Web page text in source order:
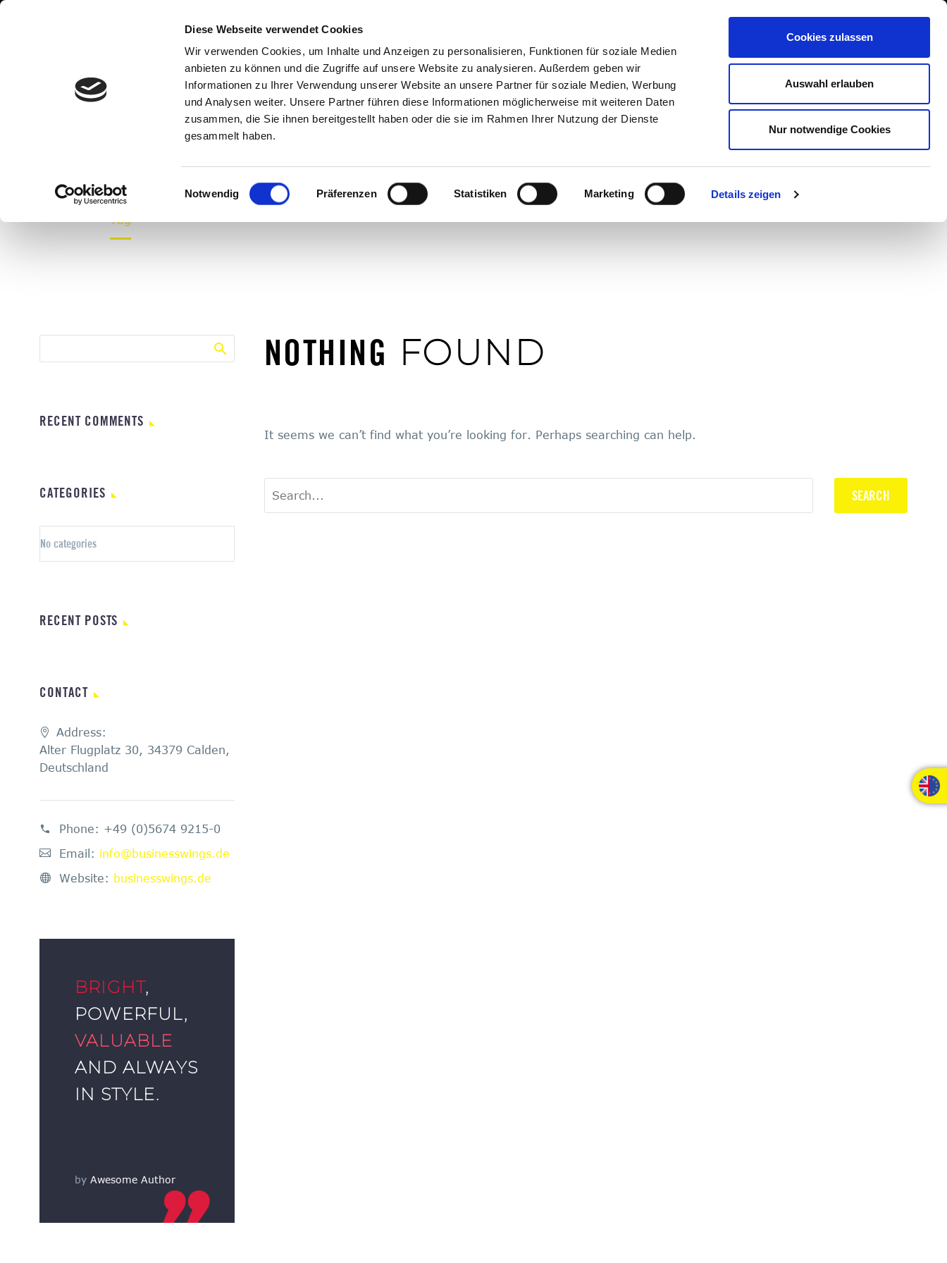
Diese Webseite verwendet Cookies
Wir verwenden Cookies, um Inhalte und Anzeigen zu personalisieren, Funktionen für soziale Medien
anbieten zu können und die Zugriffe auf unsere Website zu analysieren. Außerdem geben wir
Informationen zu Ihrer Verwendung unserer Website an unsere Partner für soziale Medien, Werbung
und Analysen weiter. Unsere Partner führen diese Informationen möglicherweise mit weiteren Daten
zusammen, die Sie ihnen bereitgestellt haben oder die sie im Rahmen Ihrer Nutzung der Dienste
gesammelt haben.
Einwilligungsauswahl
Notwendig Präferenzen Statistiken Marketing Details zeigen
Cookies zulassen
Auswahl erlauben
Nur notwendige Cookies
CONTACT US


INTERMODAL (DEMO)
Home Tag
NOTHING FOUND
It seems we can’t find what you’re looking for. Perhaps searching can help.
SEARCH
RECENT COMMENTS
CATEGORIES
No categories
RECENT POSTS
CONTACT
Address:
Alter Flugplatz 30, 34379 Calden,
Deutschland
Phone: +49 (0)5674 9215-0
Email: info@businesswings.de
Website:
businesswings.de
BRIGHT,
POWERFUL,
VALUABLE
AND ALWAYS
IN STYLE.
by Awesome Author
